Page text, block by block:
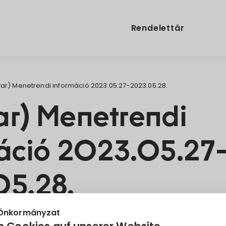
Rendelettár
Menetrendi információ 2023.05.27-2023.05.28.
Menetrendi